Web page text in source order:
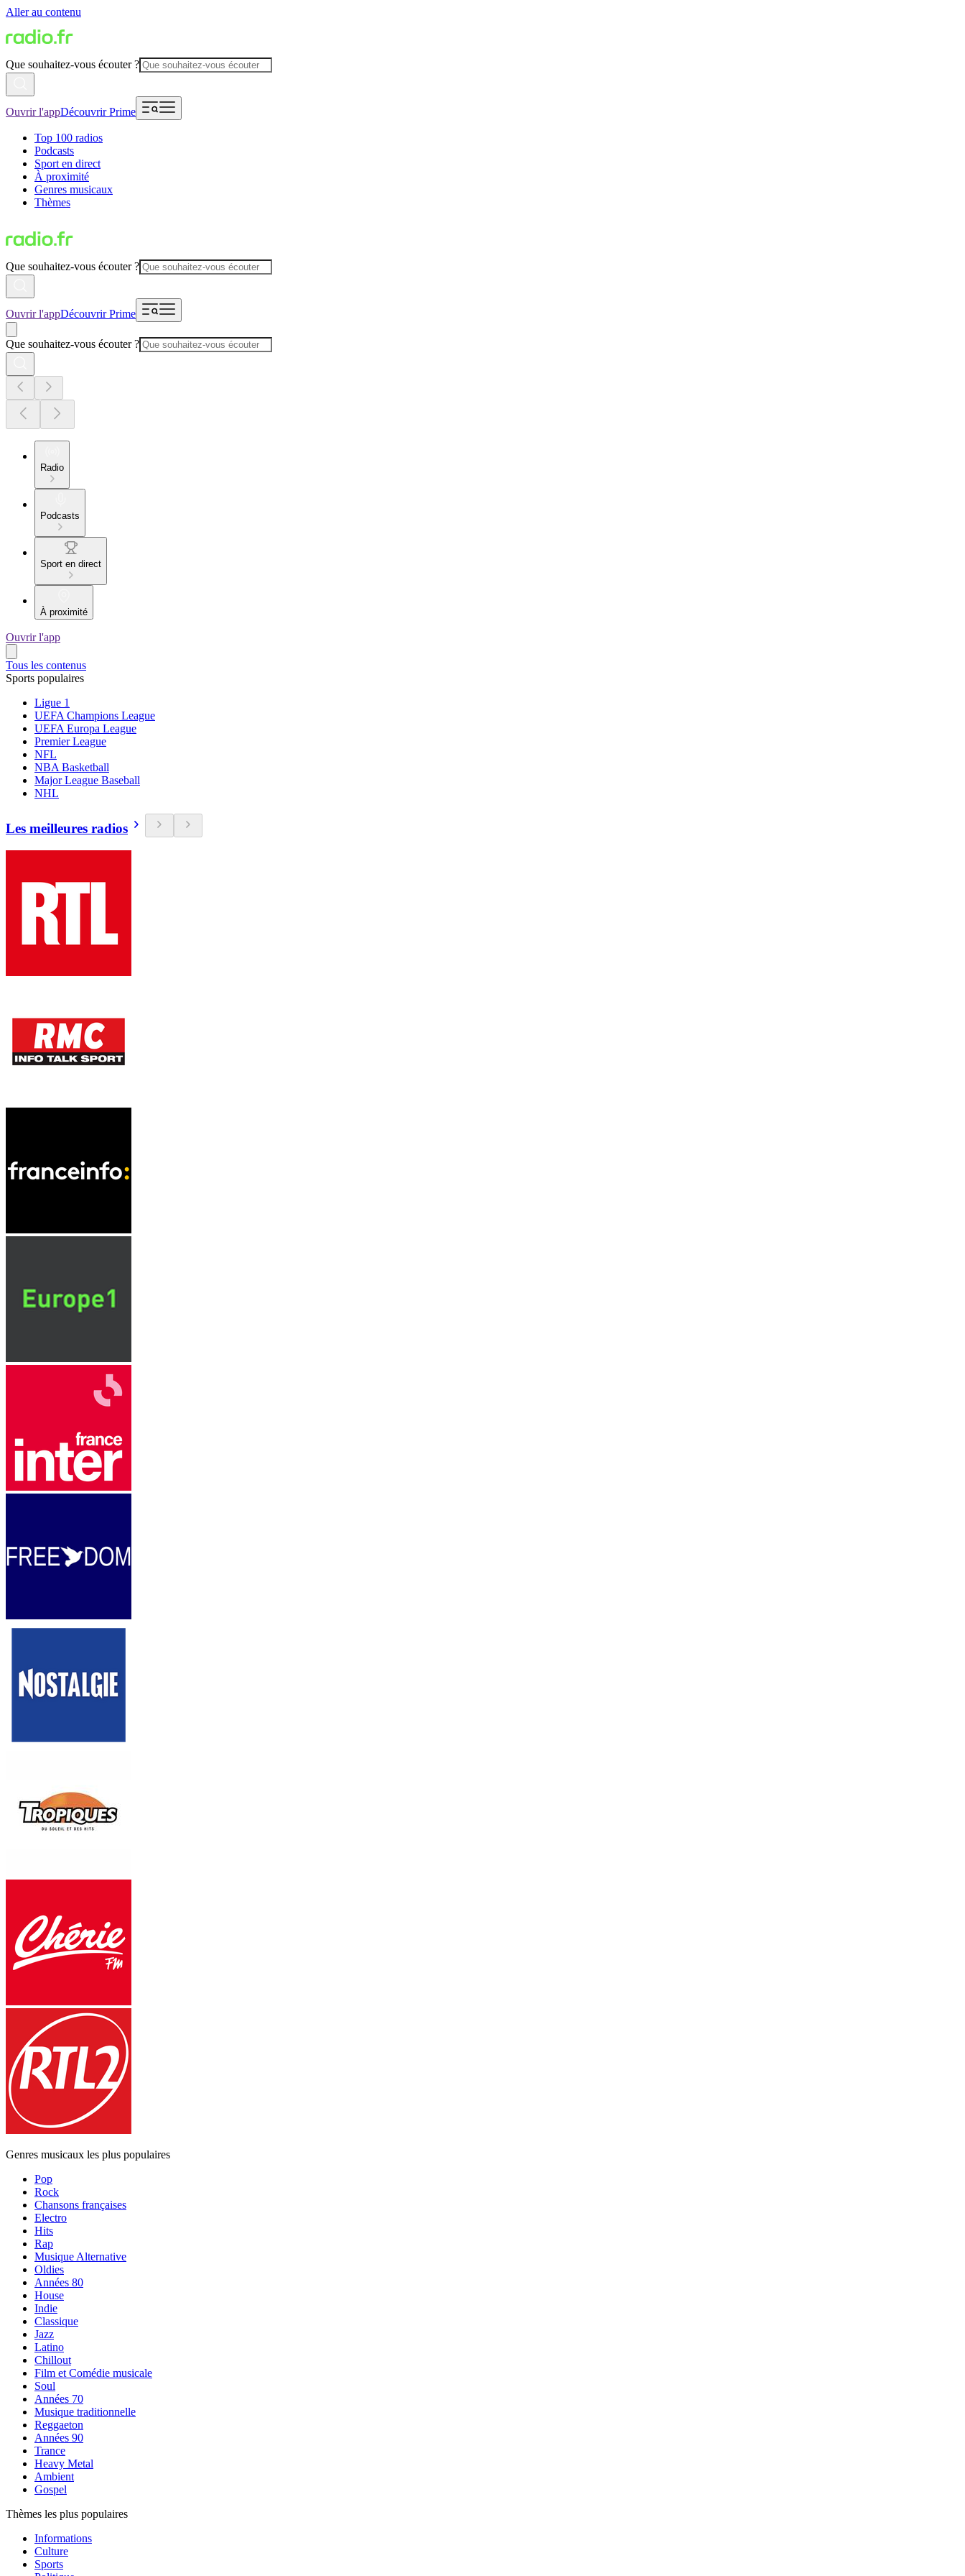
Aller au contenu
Que souhaitez-vous écouter ?
Ouvrir l'appDécouvrir Prime
Top 100 radios
Podcasts
Sport en direct
À proximité
Genres musicaux
Thèmes
Que souhaitez-vous écouter ?
Ouvrir l'appDécouvrir Prime
Que souhaitez-vous écouter ?
Radio
Podcasts
Sport en direct
À proximité
Ouvrir l'app
Tous les contenus
Sports populaires
Ligue 1
UEFA Champions League
UEFA Europa League
Premier League
NFL
NBA Basketball
Major League Baseball
NHL
Les meilleures radios
Genres musicaux les plus populaires
Pop
Rock
Chansons françaises
Electro
Hits
Rap
Musique Alternative
Oldies
Années 80
House
Indie
Classique
Jazz
Latino
Chillout
Film et Comédie musicale
Soul
Années 70
Musique traditionnelle
Reggaeton
Années 90
Trance
Heavy Metal
Ambient
Gospel
Thèmes les plus populaires
Informations
Culture
Sports